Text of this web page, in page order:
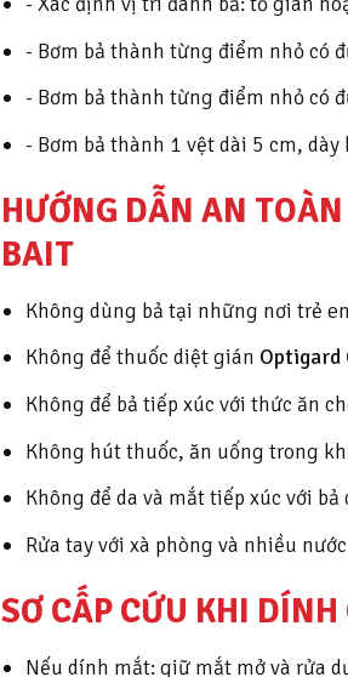
- Bơm bả thành từng điểm nhỏ có
- Bơm bả thành từng điểm nhỏ có
- Bơm bả thành 1 vệt dài 5 cm,
HƯỚNG DẪN AN
BAIT
Không dùng bả tại những nơi trẻ
Không để thuốc diệt gián Optigard
Không để bả tiếp xúc với thức ăn
Không hút thuốc, ăn uống trong
Không để da và mắt tiếp xúc với
Rửa tay với xà phòng và nhiều
SƠ CẤP CỨU KHI
Nếu dính mắt: giữ mắt mở và rửa